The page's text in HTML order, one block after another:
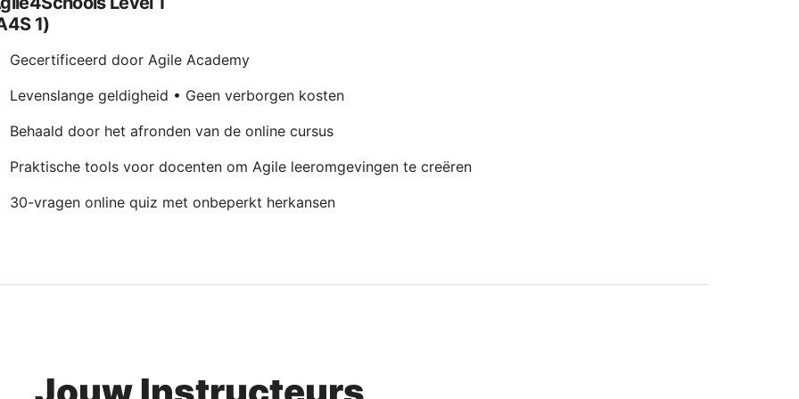
1)
Gecertificeerd door Agile Academy
Levenslange geldigheid • Geen verborgen kosten
Behaald door het afronden van de online cursus
Praktische tools voor docenten om Agile leeromgevingen te creëren
30-vragen online quiz met onbeperkt herkansen